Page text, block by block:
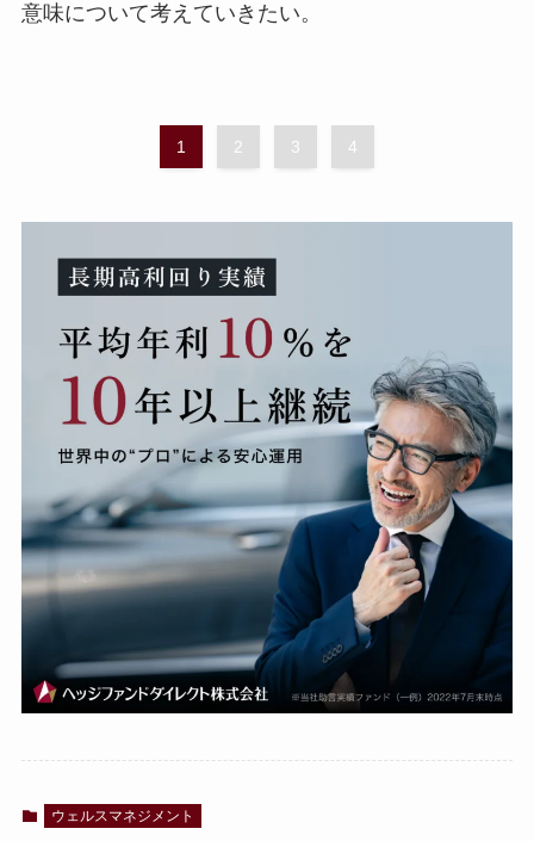
意味について考えていきたい。
1 2 3 4
ウェルスマネジメント